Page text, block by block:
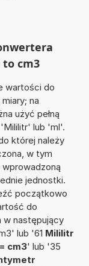
to cm3
wartości do
na
użyć pełną
'Mililitr' lub 'ml'.
której należy
w tym
jednostki.
początkowo
do
w następujący
lub '61 Mililitr
cm3' lub '35